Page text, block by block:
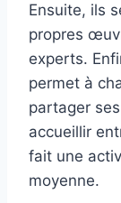
Ensuite, ils
propres
experts.
permet à
partager
accueillir
fait une
moyenne.